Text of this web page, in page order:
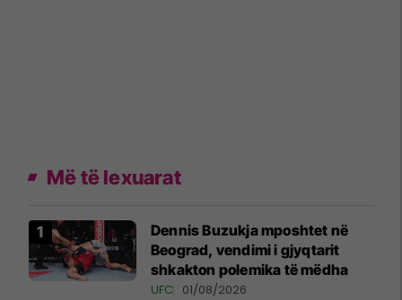
Më të lexuarat
Dennis Buzukja mposhtet në
Beograd, vendimi i gjyqtarit
shkakton polemika të mëdha
UFC 01/08/2026